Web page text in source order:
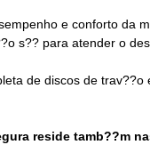
e conforto da
s?? para atender o
de discos de
reside tamb??m